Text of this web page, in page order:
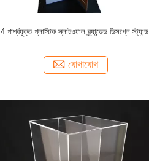
4 পার্শ্বযুক্ত প্লাস্টিক স্লাটওয়াল ব্র্যান্ডেড ডিসপ্লে স্ট্যান্ড
যোগাযোগ